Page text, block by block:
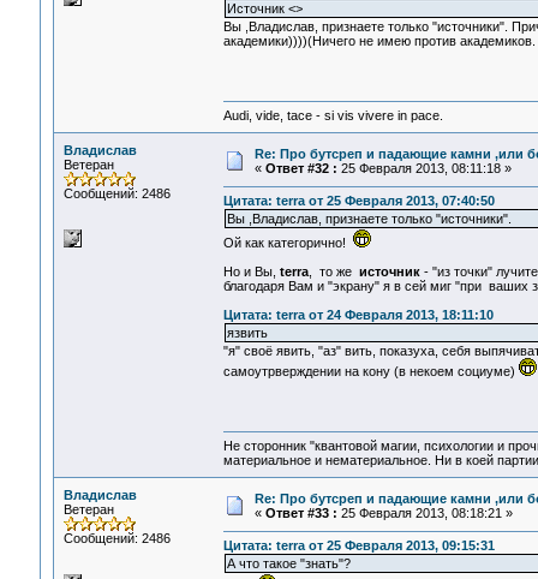
Источник <>
Вы ,Владислав, признаете только "источники".
академики))))(Ничего не имею против академиков.
Audi, vide, tace - si vis vivere in pace.
Владислав
Ветеран
Сообщений: 2486
Re: Про бутсреп и падающие камни ,или
« Ответ #32 : 25 Февраля 2013, 08:11:18 »
Цитата: terra от 25 Февраля 2013, 07:40:50
Вы ,Владислав, признаете только "источники".
Ой как категорично!
Но и Вы, terra, то же источник - "из точки"
благодаря Вам и "экрану" я в сей миг "при ваших
Цитата: terra от 24 Февраля 2013, 18:11:10
язвить
"я" своё явить, "аз" вить, показуха, себя
самоутрверждении на кону (в некоем социуме)
Не сторонник "квантовой магии, психологии и
материальное и нематериальное. Ни в коей
Владислав
Ветеран
Сообщений: 2486
Re: Про бутсреп и падающие камни ,или
« Ответ #33 : 25 Февраля 2013, 08:18:21 »
Цитата: terra от 25 Февраля 2013, 09:15:31
А что такое "знать"?